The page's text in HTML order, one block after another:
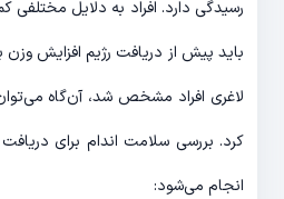
رسیدگی دارد. افراد به دلایل
باید پیش از دریافت رژیم افزایش
لاغری افراد مشخص شد، آن‌گاه
کرد. بررسی سلامت اندام برای
انجام می‌شود: